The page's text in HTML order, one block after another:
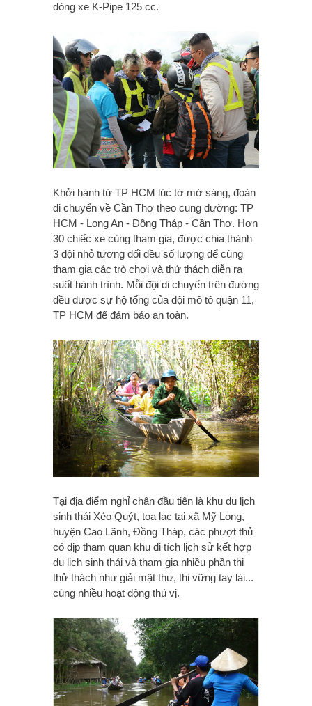
dòng xe K-Pipe 125 cc.
Khởi hành từ TP HCM lúc tờ mờ sáng, đoàn
di chuyển về Cần Thơ theo cung đường: TP
HCM - Long An - Đồng Tháp - Cần Thơ. Hơn
30 chiếc xe cùng tham gia, được chia thành
3 đội nhỏ tương đối đều số lượng để cùng
tham gia các trò chơi và thử thách diễn ra
suốt hành trình. Mỗi đội di chuyển trên đường
đều được sự hộ tống của đội mô tô quận 11,
TP HCM để đảm bảo an toàn.
Tại địa điểm nghỉ chân đầu tiên là khu du lịch
sinh thái Xẻo Quýt, tọa lạc tại xã Mỹ Long,
huyện Cao Lãnh, Đồng Tháp, các phượt thủ
có dịp tham quan khu di tích lịch sử kết hợp
du lịch sinh thái và tham gia nhiều phần thi
thử thách như giải mật thư, thi vững tay lái...
cùng nhiều hoạt động thú vị.